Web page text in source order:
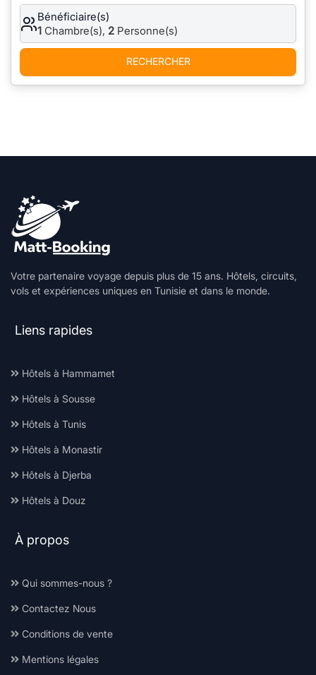
Bénéficiaire(s)
1 Chambre(s), 2 Personne(s)
RECHERCHER
Votre partenaire voyage depuis plus de 15 ans. Hôtels, circuits,
vols et expériences uniques en Tunisie et dans le monde.
Liens rapides
Hôtels à Hammamet
Hôtels à Sousse
Hôtels à Tunis
Hôtels à Monastir
Hôtels à Djerba
Hôtels à Douz
À propos
Qui sommes-nous ?
Contactez Nous
Conditions de vente
Mentions légales